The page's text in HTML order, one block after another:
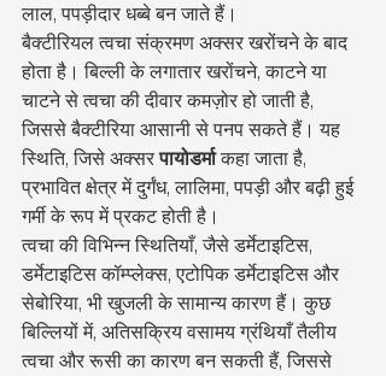
लाल, पपड़ीदार धब्बे बन जाते हैं।
बैक्टीरियल त्वचा संक्रमण अक्सर खरोंचने के बाद
होता है। बिल्ली के लगातार खरोंचने, काटने या
चाटने से त्वचा की दीवार कमज़ोर हो जाती है,
जिससे बैक्टीरिया आसानी से पनप सकते हैं। यह
स्थिति, जिसे अक्सर पायोडर्मा कहा जाता है,
प्रभावित क्षेत्र में दुर्गंध, लालिमा, पपड़ी और बढ़ी हुई
गर्मी के रूप में प्रकट होती है।
त्वचा की विभिन्न स्थितियाँ, जैसे डर्मेटाइटिस,
डर्मेटाइटिस कॉम्प्लेक्स, एटोपिक डर्मेटाइटिस और
सेबोरिया, भी खुजली के सामान्य कारण हैं। कुछ
बिल्लियों में, अतिसक्रिय वसामय ग्रंथियाँ तैलीय
त्वचा और रूसी का कारण बन सकती हैं, जिससे